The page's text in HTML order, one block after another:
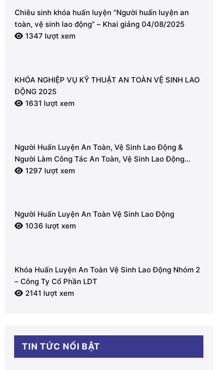
Chiêu sinh khóa huấn luyện “Người huấn luyện an
toàn, vệ sinh lao động” – Khai giảng 04/08/2025
1347 lượt xem
KHÓA NGHIỆP VỤ KỸ THUẬT AN TOÀN VỆ SINH LAO
ĐỘNG 2025
1631 lượt xem
Người Huấn Luyện An Toàn, Vệ Sinh Lao Động &
Người Làm Công Tác An Toàn, Vệ Sinh Lao Động
(Nhóm 2)
1297 lượt xem
Người Huấn Luyện An Toàn Vệ Sinh Lao Động
1036 lượt xem
Khóa Huấn Luyện An Toàn Vệ Sinh Lao Động Nhóm 2
– Công Ty Cổ Phần LDT
2141 lượt xem
TIN TỨC NỔI BẬT